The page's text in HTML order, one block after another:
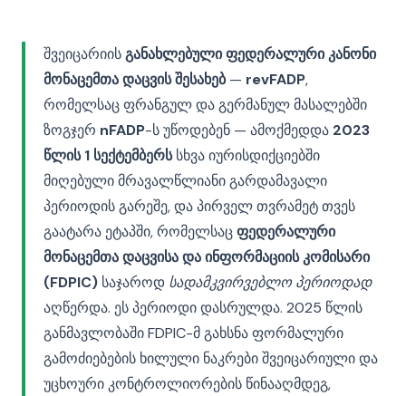
შვეიცარიისგანახლებული ფედერალური კანონი
მონაცემთა დაცვის შესახებ— revFADP,
რომელსაც ფრანგულ და გერმანულ მასალებში
ზოგჯერ nFADP-ს უწოდებენ — ამოქმედდა 2023
წლის 1 სექტემბერსსხვა იურისდიქციებში
მიღებული მრავალწლიანი გარდამავალი
პერიოდის გარეშე, და პირველ თვრამეტ თვეს
გაატარა ეტაპში, რომელსაცფედერალური
მონაცემთა დაცვისა და ინფორმაციის კომისარი
(FDPIC) საჯაროდ სადამკვირვებლო პერიოდად
აღწერდა. ეს პერიოდი დასრულდა. 2025 წლის
განმავლობაში FDPIC-მ გახსნა ფორმალური
გამოძიებების ხილული ნაკრები შვეიცარიული და
უცხოური კონტროლიორების წინააღმდეგ,